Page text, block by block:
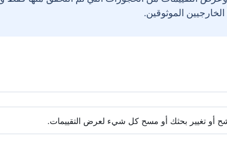
أو تغيير بحثك أو مسح كل شيء لعرض التقييمات.